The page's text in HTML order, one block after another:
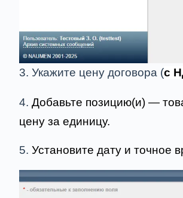
3. Укажите цену договора (с
4. Добавьте позицию(и) —
цену за единицу.
5. Установите дату и точное